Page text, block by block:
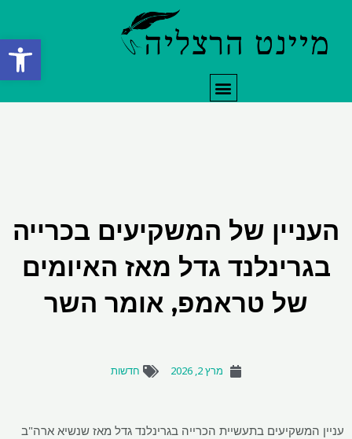
פתח
תפריט
העניין של המשקיעים בכרייה
בגרינלנד גדל מאז האיומים
של טראמפ, אומר השר
מרץ 2, 2026 חדשות
עניין המשקיעים בתעשיית הכרייה בגרינלנד גדל מאז שנשיא ארה"ב